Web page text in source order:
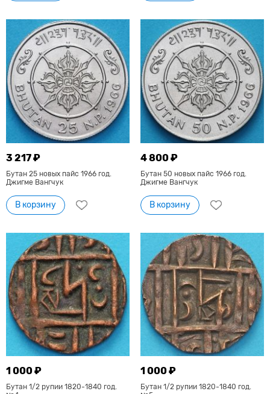
3 217 ₽
Бутан 25 новых пайс 1966 год.
Джигме Вангчук
В корзину
4 800 ₽
Бутан 50 новых пайс 1966 год.
Джигме Вангчук
В корзину
1 000 ₽
Бутан 1/2 рупии 1820-1840 год.
1 000 ₽
Бутан 1/2 рупии 1820-1840 год.